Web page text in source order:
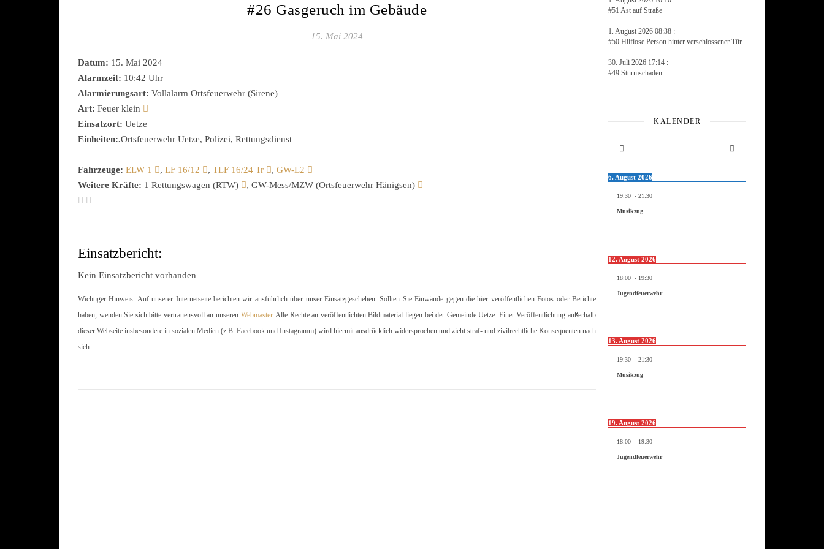
#26 Gasgeruch im Gebäude
15. Mai 2024
Datum: 15. Mai 2024
Alarmzeit: 10:42 Uhr
Alarmierungsart: Vollalarm Ortsfeuerwehr (Sirene)
Art: Feuer klein
Einsatzort: Uetze
Einheiten:.Ortsfeuerwehr Uetze, Polizei, Rettungsdienst
Fahrzeuge: ELW 1 , LF 16/12 , TLF 16/24 Tr , GW-L2
Weitere Kräfte: 1 Rettungswagen (RTW) , GW-Mess/MZW (Ortsfeuerwehr Hänigsen)
Einsatzbericht:
Kein Einsatzbericht vorhanden
Wichtiger Hinweis: Auf unserer Internetseite berichten wir ausführlich über unser Einsatzgeschehen. Sollten Sie Einwände gegen die hier veröffentlichen Fotos oder Berichte
haben, wenden Sie sich bitte vertrauensvoll an unseren Webmaster. Alle Rechte an veröffentlichten Bildmaterial liegen bei der Gemeinde Uetze. Einer Veröffentlichung außerhalb
dieser Webseite insbesondere in sozialen Medien (z.B. Facebook und Instagramm) wird hiermit ausdrücklich widersprochen und zieht straf- und zivilrechtliche Konsequenten nach
sich.
#51 Ast auf Straße
1. August 2026 08:38 :
#50 Hilflose Person hinter verschlossener Tür
30. Juli 2026 17:14 :
#49 Sturmschaden
KALENDER
6. August 2026
19:30 - 21:30
Musikzug
12. August 2026
18:00 - 19:30
Jugendfeuerwehr
13. August 2026
19:30 - 21:30
Musikzug
19. August 2026
18:00 - 19:30
Jugendfeuerwehr